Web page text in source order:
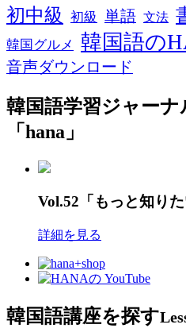
初中級
初級 単語 文法
韓国グルメ 韓国語の
音声ダウンロード
韓国語学習ジャーナ
「hana」
Vol.52「もっと知りた
詳細を見る
韓国語講座を探す